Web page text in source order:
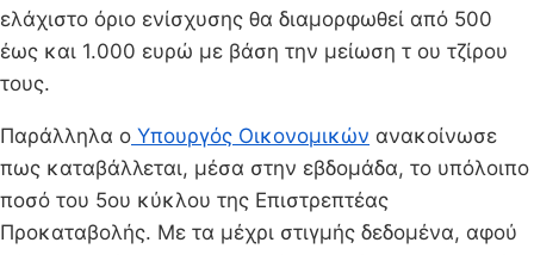
ελάχιστο όριο ενίσχυσης θα διαμορφωθεί από 500
έως και 1.000 ευρώ με βάση την μείωση τ ου τζίρου
τους.
Παράλληλα ο Υπουργός Οικονομικών ανακοίνωσε
πως καταβάλλεται, μέσα στην εβδομάδα, το υπόλοιπο
ποσό του 5ου κύκλου της Επιστρεπτέας
Προκαταβολής. Με τα μέχρι στιγμής δεδομένα, αφού